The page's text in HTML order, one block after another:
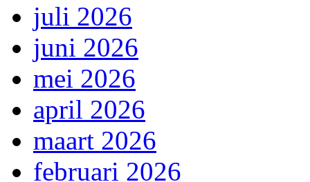
juli 2026
juni 2026
mei 2026
april 2026
maart 2026
februari 2026